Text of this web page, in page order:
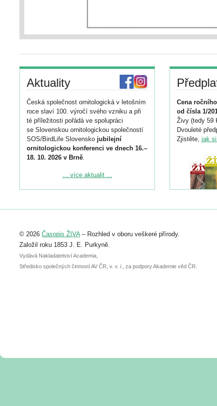
Aktuality
Česká společnost ornitologická v letošním
roce slaví 100. výročí svého vzniku a při
té příležitosti pořádá ve spolupráci
se Slovenskou ornitologickou společností
SOS/BirdLife Slovensko jubilejní
ornitologickou konferenci ve dnech 16.–
18. 10. 2026 v Brně.
Podrobnější informace ke konferenci
Registrovat se můžete do 6. září.
abstraktu přihlášené přednášky nebo
posteru je už 30. června.
... více aktualit ...
Cena
od čísla 1/
Živy (tedy 59
Dvouleté
Zjistěte, jak
© 2026 Časopis ŽIVA– Rozhled v oboru veškeré přírody.
Založil roku 1853 J. E. Purkyně.
Vydává Nakladatelství Academia,
Středisko společných činností AV ČR, v. v. i., za podpory Akademie věd ČR.